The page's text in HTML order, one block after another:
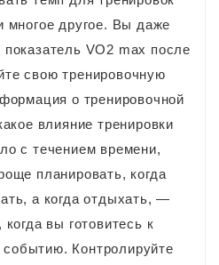
многое другое. Вы даже
VO2 max после
свою тренировочную
о тренировочной
влияние тренировки
с течением времени,
планировать, когда
а когда отдыхать, —
вы готовитесь к
Контролируйте